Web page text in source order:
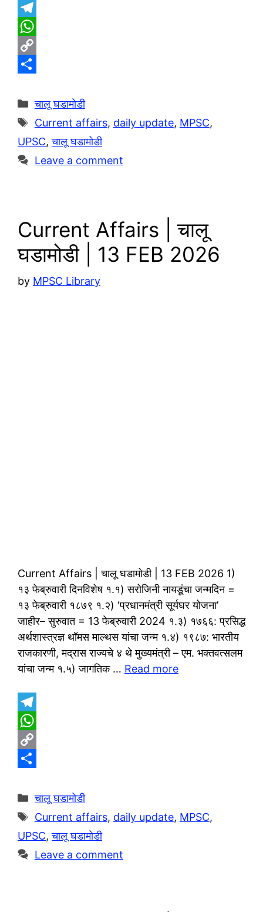
T
e
g
r
a
m
W
h
t
s
A
p
C
p
y
L
i
h
a
r
e
Categories
चालू घडामोडी
Tags
Current affairs, daily update, MPSC,
UPSC,चालू घडामोडी
Leave a comment
Current Affairs | चालू
घडामोडी | 13 FEB 2026
by MPSC Library
Current Affairs | चालू घडामोडी | 13 FEB 2026 1)
१३ फेब्रुवारी दिनविशेष १.१) सरोजिनी नायडूंचा जन्मदिन =
१३ फेब्रुवारी १८७९ १.२) ‘प्रधानमंत्री सूर्यघर योजना’
जाहीर– सुरुवात = 13 फेब्रुवारी 2024 १.३) १७६६: प्रसिद्ध
अर्थशास्त्रज्ञ थॉमस माल्थस यांचा जन्म १.४) १९८७: भारतीय
राजकारणी, मद्रास राज्यचे ४ थे मुख्यमंत्री – एम. भक्तवत्सलम
यांचा जन्म १.५) जागतिक … Read more
T
e
g
r
a
m
W
h
t
s
A
p
C
p
y
L
i
h
a
r
e
Categories
चालू घडामोडी
Tags
Current affairs, daily update, MPSC,
UPSC,चालू घडामोडी
Leave a comment